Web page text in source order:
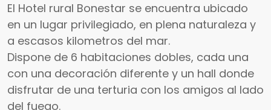
El Hotel rural Bonestar se encuentra ubicado
en un lugar privilegiado, en plena naturaleza y
a escasos kilometros del mar.
Dispone de 6 habitaciones dobles, cada una
con una decoración diferente y un hall donde
disfrutar de una terturia con los amigos al lado
del fuego.